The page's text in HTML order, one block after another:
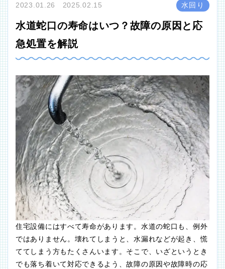
2023.01.26 2025.02.15 水回り
水道蛇口の寿命はいつ？故障の原因と応
急処置を解説
住宅設備にはすべて寿命があります。水道の蛇口も、例外
ではありません。壊れてしまうと、水漏れなどが起き、慌
ててしまう方もたくさんいます。そこで、いざというとき
でも落ち着いて対応できるよう、故障の原因や故障時の応